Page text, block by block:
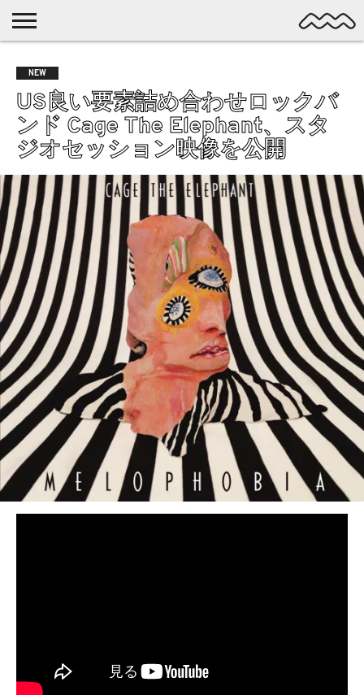
MUSIC
LATEST
POSTS
SPOTLIGHT
NYP
/ DL
DISCOVERY
POP
ALTERNATIVE
ELECTRONIC
SSW
PSYCH
DREAMPOP
POSTPUNK
LO-
FI
GARAGE
EXPERIMENTAL
SYNTHPOP
PUNK
SHOEGAZE
SOUL
BEDROOM
R&B
NEW
US良い要素詰め合わせロックバ
ンド Cage The Elephant、スタ
ジオセッション映像を公開